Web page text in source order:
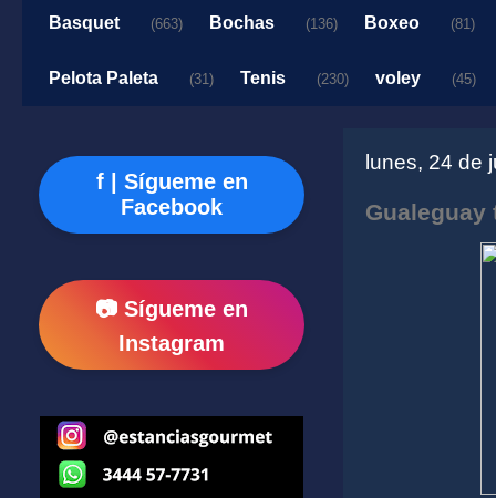
Basquet (663) Bochas (136) Boxeo (81)
Pelota Paleta (31) Tenis (230) voley (45)
lunes, 24 de
f | Sígueme en
Facebook
📷 Sígueme en
Instagram